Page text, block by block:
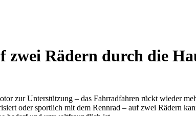
zwei Rädern durch die
zur Unterstützung – das Fahrradfahren rückt wieder
oder sportlich mit dem Rennrad – auf zwei Rädern